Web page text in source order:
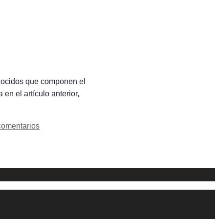
que componen el
en el artículo anterior,